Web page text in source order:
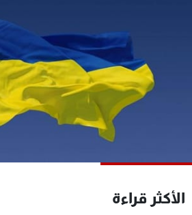
الأكثر قراءة
فن
رياضة
كأس العالم
شاهد البرامج
الترددات